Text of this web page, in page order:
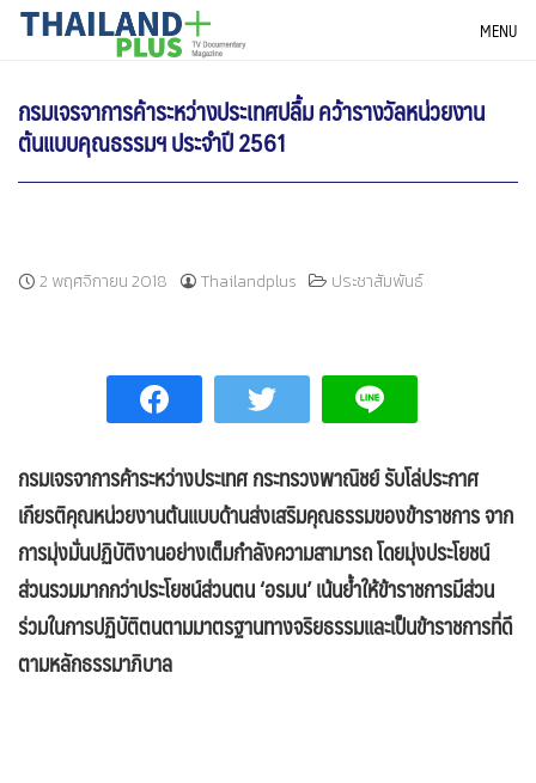
SkipTHAILANDPLUS NEWS MENU
กรมเจรจาการค้าระหว่างประเทศปลื้ม คว้ารางวัลหน่วยงาน
ต้นแบบคุณธรรมฯ ประจำปี 2561
2 พฤศจิกายน 2018 Thailandplus ประชาสัมพันธ์
กรมเจรจาการค้าระหว่างประเทศ กระทรวงพาณิชย์ รับโล่ประกาศ
เกียรติคุณหน่วยงานต้นแบบด้านส่งเสริมคุณธรรมของข้าราชการ จาก
การมุ่งมั่นปฏิบัติงานอย่างเต็มกำลังความสามารถ โดยมุ่งประโยชน์
ส่วนรวมมากกว่าประโยชน์ส่วนตน‘อรมน’ เน้นย้ำให้ข้าราชการมีส่วน
ร่วมในการปฏิบัติตนตามมาตรฐานทางจริยธรรมและเป็นข้าราชการที่ดี
ตามหลักธรรมาภิบาล